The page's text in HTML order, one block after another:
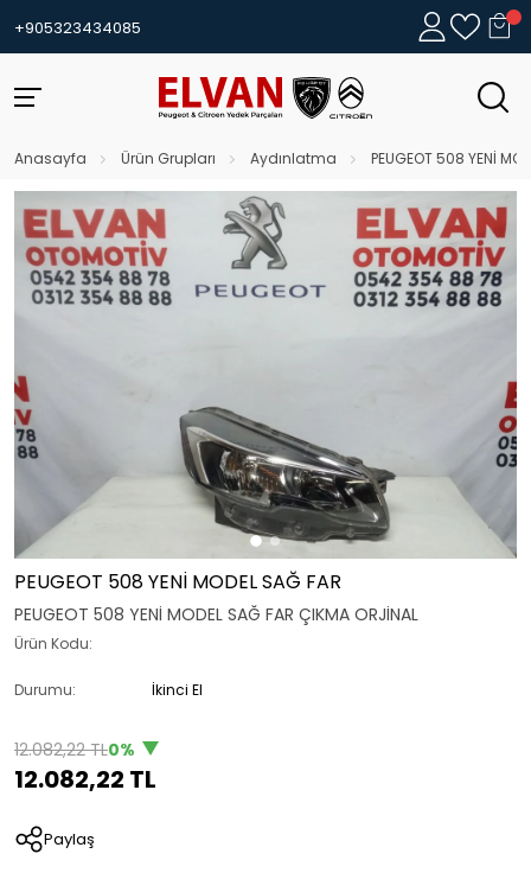
+905323434085
Anasayfa Ürün Grupları Aydınlatma PEUGEOT 508 YENİ
PEUGEOT 508 YENİ MODEL SAĞ FAR
PEUGEOT 508 YENİ MODEL SAĞ FAR ÇIKMA ORJİNAL
Ürün Kodu:
Durumu: İkinci El
12.082,22 TL0%
12.082,22 TL
Paylaş